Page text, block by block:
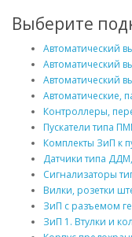
Выберите
Автоматический
Автоматический
Автоматический
Автоматические,
Контроллеры,
Пускатели типа
Комплекты ЗиП к
Датчики типа
Сигнализаторы
Вилки, розетки
ЗиП с разъемом
ЗиП 1. Втулки и